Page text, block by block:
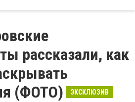
рассказали, как
(ФОТО)
ЭКСКЛЮЗИВ